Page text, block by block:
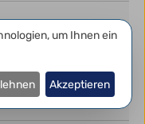
(m/w/d)
um Ihnen ein
Akzeptieren